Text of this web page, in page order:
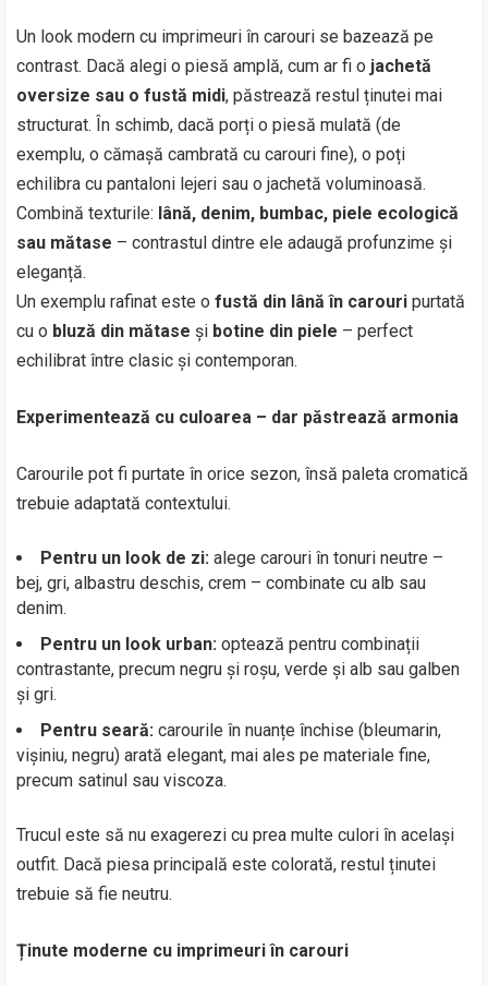
Un look modern cu imprimeuri în carouri se bazează pe
contrast. Dacă alegi o piesă amplă, cum ar fi o jachetă
oversize sau o fustă midi, păstrează restul ținutei mai
structurat. În schimb, dacă porți o piesă mulată (de
exemplu, o cămașă cambrată cu carouri fine), o poți
echilibra cu pantaloni lejeri sau o jachetă voluminoasă.
Combină texturile: lână, denim, bumbac, piele ecologică
sau mătase – contrastul dintre ele adaugă profunzime și
eleganță.
Un exemplu rafinat este ofustă din lână în carouri purtată
cu o bluză din mătase și botine din piele – perfect
echilibrat între clasic și contemporan.
Experimentează cu culoarea – dar păstrează armonia
Carourile pot fi purtate în orice sezon, însă paleta cromatică
trebuie adaptată contextului.
Pentru un look de zi: alege carouri în tonuri neutre –
bej, gri, albastru deschis, crem – combinate cu alb sau
denim.
Pentru un look urban: optează pentru combinații
contrastante, precum negru și roșu, verde și alb sau galben
și gri.
Pentru seară: carourile în nuanțe închise (bleumarin,
vișiniu, negru) arată elegant, mai ales pe materiale fine,
precum satinul sau viscoza.
Trucul este să nu exagerezi cu prea multe culori în același
outfit. Dacă piesa principală este colorată, restul ținutei
trebuie să fie neutru.
Ținute moderne cu imprimeuri în carouri